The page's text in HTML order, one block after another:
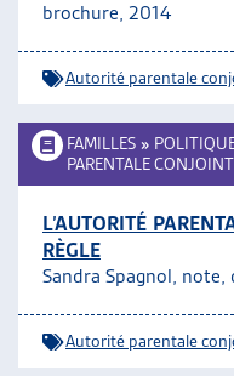
brochure, 2014
Autorité parentale
FAMILLES »
PARENTALE
L’AUTORITÉ
RÈGLE
Sandra Spagnol, note,
Autorité parentale